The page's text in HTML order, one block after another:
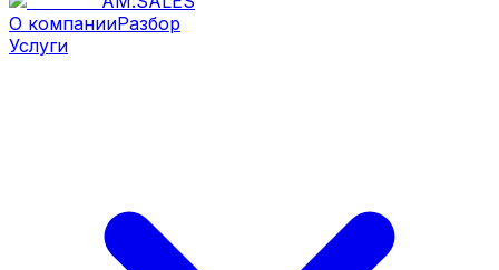
О компанииРазбор
Услуги